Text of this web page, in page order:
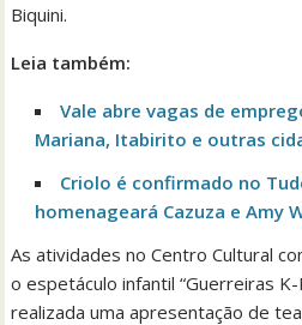
Biquini.
Leia também:
Vale abre vagas de
Mariana, Itabirito e outras
Criolo é confirmado no
homenageará Cazuza e Amy
As atividades no Centro Cultural
o espetáculo infantil “Guerreiras
realizada uma apresentação de